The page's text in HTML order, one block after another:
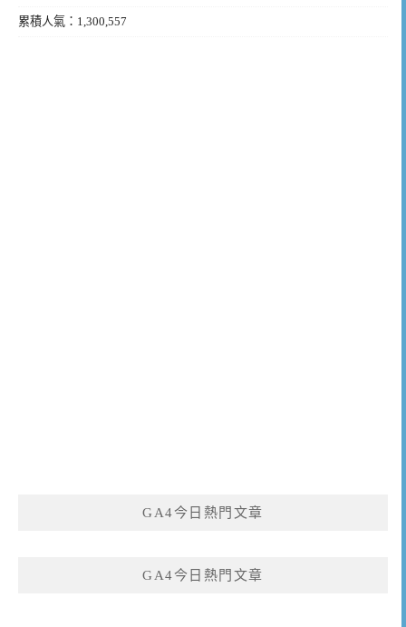
累積人氣：1,300,557
GA4今日熱門文章
GA4今日熱門文章